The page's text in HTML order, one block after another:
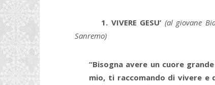
1. VIVERE GESU’ (al giovane
Sanremo)
“Bisogna avere un cuore
mio, ti raccomando di vivere e